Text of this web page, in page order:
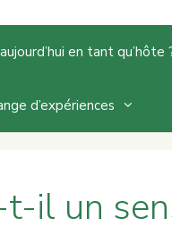
en tant qu’hôte
d’expériences
il un